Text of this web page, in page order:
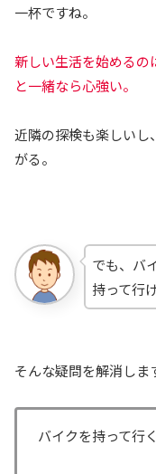
一杯ですね。
新しい生活を始めるの
と一緒なら心強い。
近隣の探検も楽しいし
がる。
でも、バ
持って行
そんな疑問を解消しま
バイクを持って行